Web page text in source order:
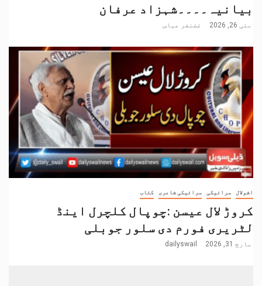
بیانیہ۔۔۔۔شہزاد عرفان
مئی 26, 2026 غضنفر عباس
اشولال سرائیکی سرائیکی شاعری کتاب
کروڑ لال عیسن :چوپال کلچرل اینڈ
لٹریری فورم دی سلور جوبلی
مارچ 31, 2026 dailyswail